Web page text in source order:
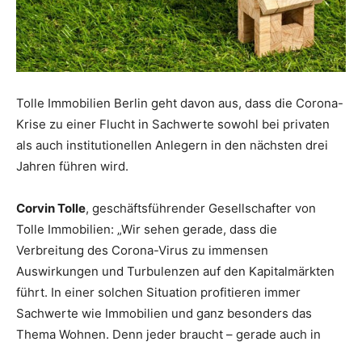
Tolle Immobilien Berlin geht davon aus, dass die Corona-
Krise zu einer Flucht in Sachwerte sowohl bei privaten
als auch institutionellen Anlegern in den nächsten drei
Jahren führen wird.
Corvin Tolle, geschäftsführender Gesellschafter von
Tolle Immobilien: „Wir sehen gerade, dass die
Verbreitung des Corona-Virus zu immensen
Auswirkungen und Turbulenzen auf den Kapitalmärkten
führt. In einer solchen Situation profitieren immer
Sachwerte wie Immobilien und ganz besonders das
Thema Wohnen. Denn jeder braucht – gerade auch in